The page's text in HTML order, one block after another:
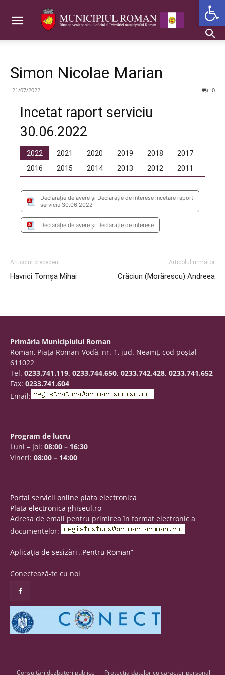
Simon Nicolae Marian
21/07/2022 0
Incetat raport serviciu
30.06.2022
2022 2021 2020 2019 2018
2017
2016
2015 2014 2013 2012 2011
Declarație de avere și Declarație de interese incetare raport
serviciu 30.06.2022
Declarație de avere și Declarație de interese
Articolul precedent
Havrici Tomșa Mihai
Articolul următor
Crăciun (Morărescu) Andreea
Primăria Municipiului Roman
Roman, Piaţa Roman-Vodă, nr. 1, jud. Neamţ, cod poştal
611022
Tel. 0233.741.119, 0233.744.650, 0233.742.428, 0233.741.652
Fax: 0233.741.604
Email:
Program de lucru
Luni – Joi: 08:00 – 16:30
Vineri: 08:00 – 14:00
Portal servicii online plata electronica
Plata electronica ghiseul.ro
Adresa de email pentru primirea în format electronic a
documentelor:
Aplicația de sesizări „Pentru Roman”
Conectează-te cu noi
Consultări dezbateri publice Protecția datelor cu caracter personal